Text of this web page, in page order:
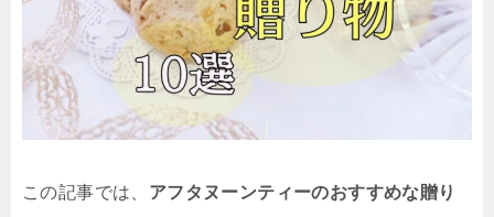
この記事では、 アフタヌーンティーのおすすめな贈り